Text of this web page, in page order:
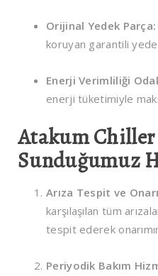
Orijinal Yedek Parça:
koruyan garantili
Enerji Verimliliği
enerji tüketimiyle
Atakum
Sunduğumuz
Arıza Tespit ve
karşılaşılan tüm
tespit ederek
Periyodik Bakım